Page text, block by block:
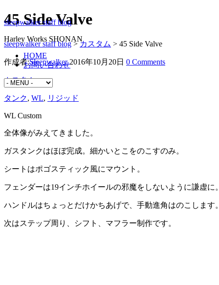
sleepwalker staff blog
Harley Works SHONAN
HOME
お問い合わせ
45 Side Valve
sleepwalker staff blog> カスタム > 45 Side Valve
作成者:Sleepwalker 2016年10月20日 0 Comments
カスタム
タンク, WL, リジッド
WL Custom
全体像がみえてきました。
ガスタンクはほぼ完成。細かいとこをのこすのみ。
シートはポゴスティック風にマウント。
フェンダーは19インチホイールの邪魔をしないように謙虚に
ハンドルはちょっとだけかちあげで、手動進角はのこします
次はステップ周り、シフト、マフラー制作です。